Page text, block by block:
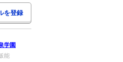
学園
能